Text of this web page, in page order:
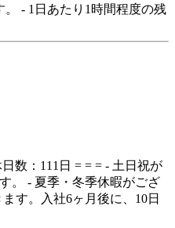
- 1日あたり1時間程度の残
数：111日 = = = - 土日祝が
。 - 夏季・冬季休暇がござ
す。入社6ヶ月後に、10日